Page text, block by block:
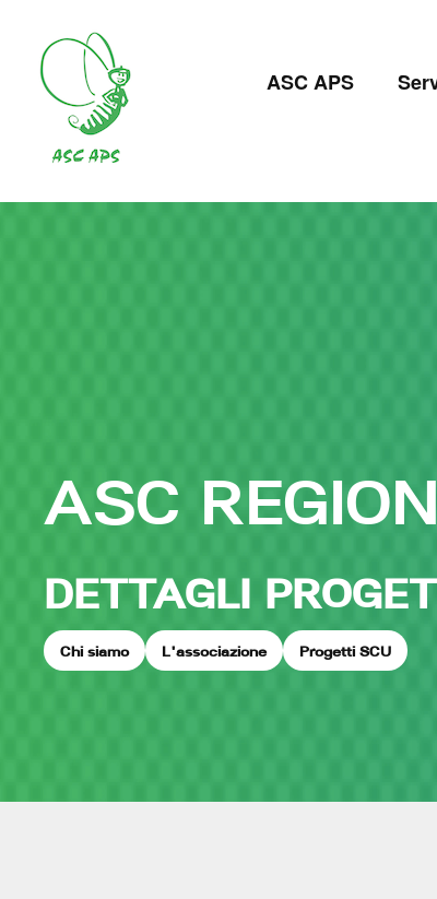
contenuto
principale
ASC APS
ASC
DETTAGLI
Chi siamo L'associazione Progetti SCU